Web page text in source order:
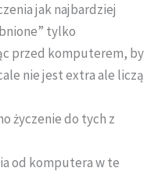
jak najbardziej
tylko
przed komputerem, by
nie jest extra ale liczą
życzenie do tych z
od komputera w te